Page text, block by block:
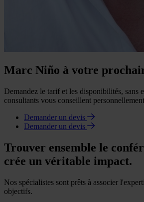
Marc Niño à votre
Demandez le tarif et les disponibilités, sans
consultants vous conseillent
Demander un devis
Demander un devis
Trouver ensemble le
crée un véritable impact.
Nos spécialistes sont prêts à associer
objectifs.